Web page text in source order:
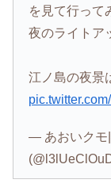
を見て行って
夜のライトア
江ノ島の夜景
— あおいクモ|